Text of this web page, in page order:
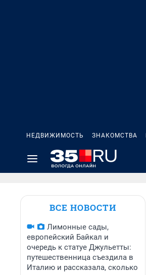
НЕДВИЖИМОСТЬ ЗНАКОМСТВА
ВСЕ НОВОСТИ
Лимонные сады,
европейский Байкал и
очередь к статуе Джульетты:
путешественница съездила в
Италию и рассказала, сколько